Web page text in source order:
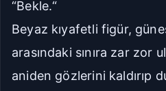
“Bekle.“
Beyaz kıyafetli figür,
arasındaki sınıra zar zor
aniden gözlerini kaldırıp